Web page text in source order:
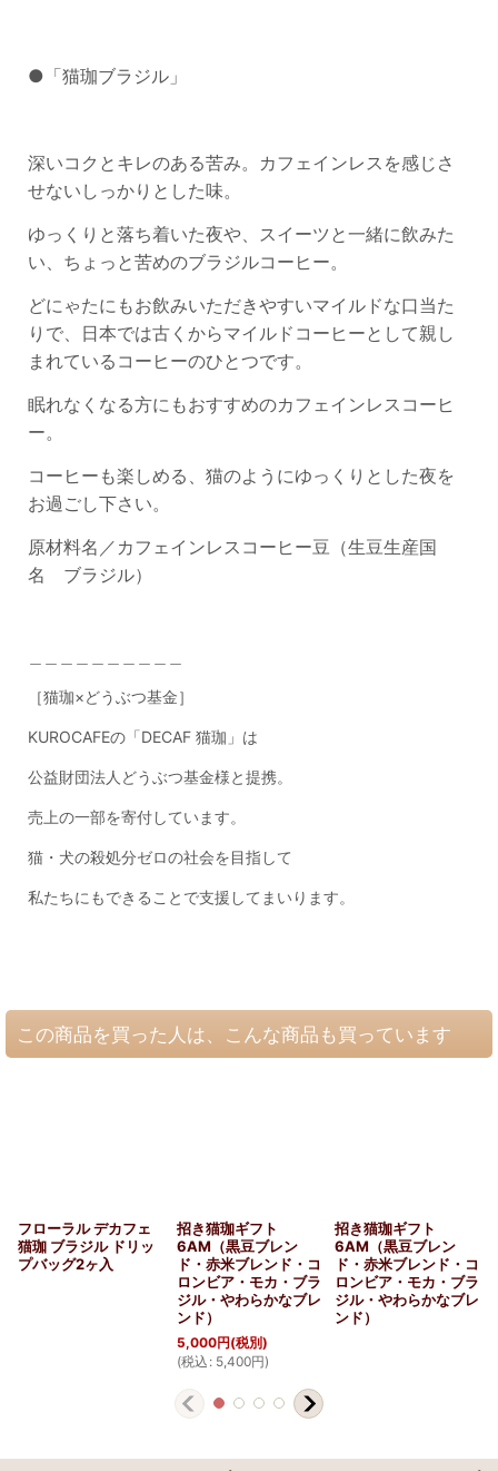
●「猫珈ブラジル」
深いコクとキレのある苦み。カフェインレスを感じさ
せないしっかりとした味。
ゆっくりと落ち着いた夜や、スイーツと一緒に飲みた
い、ちょっと苦めのブラジルコーヒー。
どにゃたにもお飲みいただきやすいマイルドな口当た
りで、日本では古くからマイルドコーヒーとして親し
まれているコーヒーのひとつです。
眠れなくなる方にもおすすめのカフェインレスコーヒ
ー。
コーヒーも楽しめる、猫のようにゆっくりとした夜を
お過ごし下さい。
原材料名／カフェインレスコーヒー豆（生豆生産国
名 ブラジル）
［猫珈×どうぶつ基金］
KUROCAFEの「DECAF 猫珈」は
公益財団法人どうぶつ基金様と提携。
売上の一部を寄付しています。
猫・犬の殺処分ゼロの社会を目指して
私たちにもできることで支援してまいります。
この商品を買った人は、こんな商品も買っています
フローラル デカフェ
猫珈 ブラジル ドリッ
プバッグ2ヶ入
招き猫珈ギフト
6AM（黒豆ブレン
ド・赤米ブレンド・コ
ロンビア・モカ・ブラ
ジル・やわらかなブレ
ンド）
5,000円(税別)
(税込 : 5,400円)
招き猫珈ギフト
6AM（黒豆ブレン
ド・赤米ブレンド・コ
ロンビア・モカ・ブラ
ジル・やわらかなブレ
ンド）